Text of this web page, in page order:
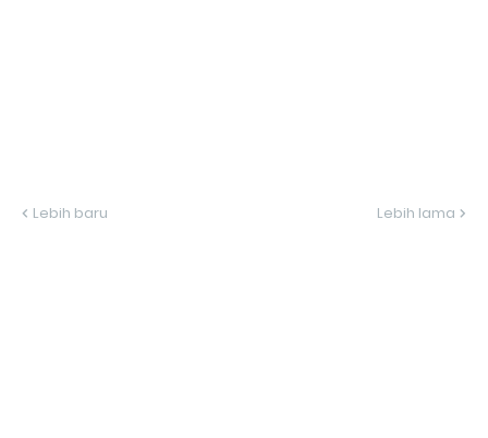
Lebih baru Lebih lama